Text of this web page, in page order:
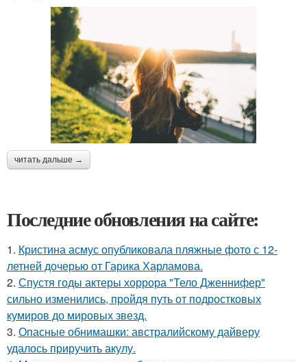
читать дальше →
Последние обновления на сайте:
1. Кристина асмус опубликовала пляжные фото с 12-
летней дочерью от Гарика Харламова.
2. Спустя годы актеры хоррора "Тело Дженнифер"
сильно изменились, пройдя путь от подростковых
кумиров до мировых звезд.
3. Опасные обнимашки: австралийскому дайверу
удалось приручить акулу.